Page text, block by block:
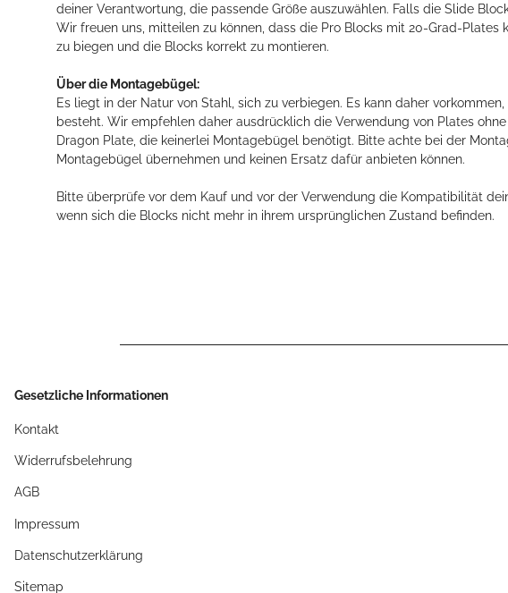
deiner Verantwortung, die passende Größe auszuwählen. Falls die Slide
Wir freuen uns, mitteilen zu können, dass die Pro Blocks mit 20-Grad-
zu biegen und die Blocks korrekt zu montieren.
Über die Montagebügel:
Es liegt in der Natur von Stahl, sich zu verbiegen. Es kann daher
besteht. Wir empfehlen daher ausdrücklich die Verwendung von Plates
Dragon Plate, die keinerlei Montagebügel benötigt. Bitte achte bei der
Montagebügel übernehmen und keinen Ersatz dafür anbieten können.
Bitte überprüfe vor dem Kauf und vor der Verwendung die Kompatibilität
wenn sich die Blocks nicht mehr in ihrem ursprünglichen Zustand befinden.
Gesetzliche Informationen
Kontakt
Widerrufsbelehrung
AGB
Impressum
Datenschutzerklärung
Sitemap